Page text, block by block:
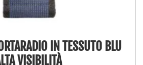
IN TESSUTO BLU
VISIBILITÀ